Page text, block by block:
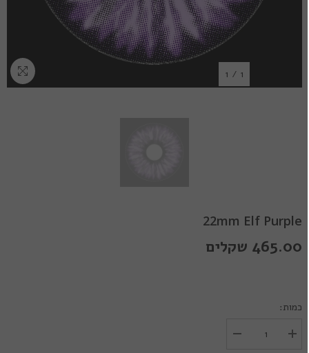
1
/
1
22mm Elf Purple
465.00 שקלים
כמות:
הגדל